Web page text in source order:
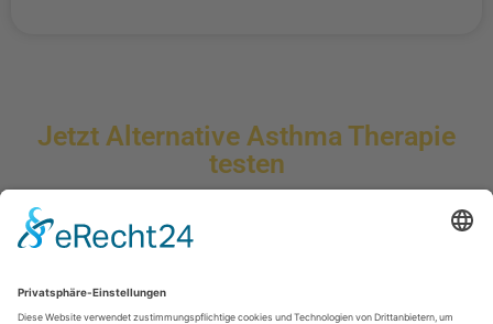
Jetzt Alternative Asthma Therapie
testen
Haben Sie Fragen zur
oder möchten
Sie direkt einen Termin buchen? Wir stehen Ihnen für eine persönliche
freuen uns auf Ihre Anfrage!